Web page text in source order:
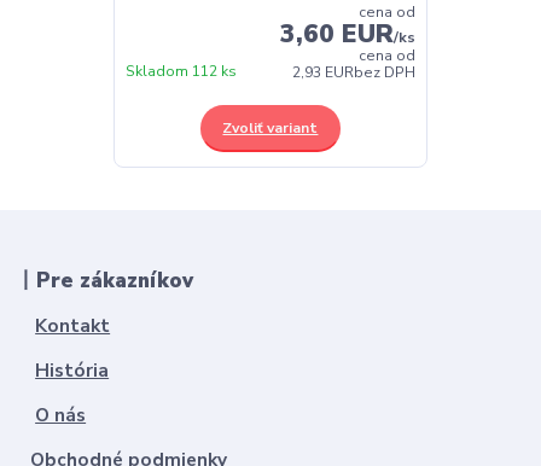
cena od
3,60 EUR/ks
cena od
2,93 EURbez DPH
Skladom 112 ks
Zvoliť variant
丨Pre zákazníkov
Kontakt
História
O nás
Obchodné podmienky